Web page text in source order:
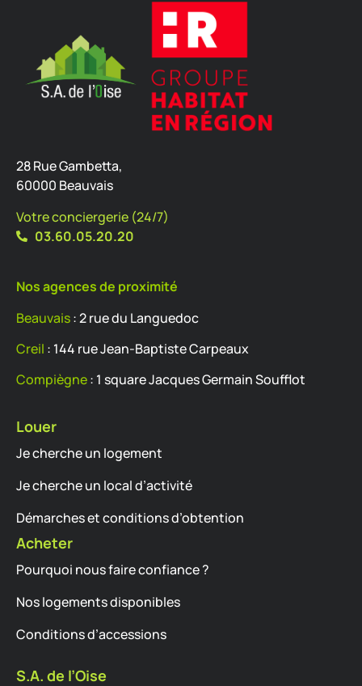
28 Rue Gambetta,
60000 Beauvais
Votre conciergerie (24/7)
03.60.05.20.20
Nos agences de proximité
Beauvais: 2 rue du Languedoc
Creil : 144 rue Jean-Baptiste Carpeaux
Compiègne: 1 square Jacques Germain Soufflot
Louer
Je cherche un logement
Je cherche un local d’activité
Démarches et conditions d’obtention
Acheter
Pourquoi nous faire confiance ?
Nos logements disponibles
Conditions d’accessions
S.A. de l’Oise